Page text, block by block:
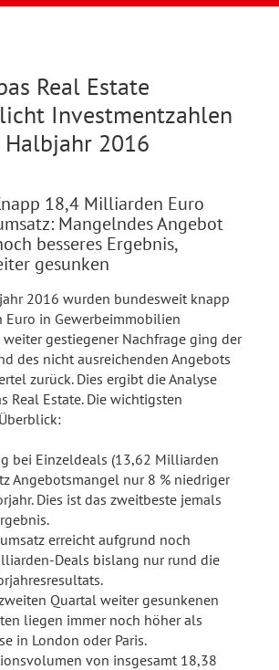
Real Estate
Investmentzahlen
Halbjahr 2016
18,4 Milliarden Euro
Mangelndes Angebot
besseres Ergebnis,
gesunken
2016 wurden bundesweit knapp
in Gewerbeimmobilien
weiter gestiegener Nachfrage ging der
des nicht ausreichenden Angebots
zurück. Dies ergibt die Analyse
Real Estate. Die wichtigsten
bei Einzeldeals (13,62 Milliarden
Angebotsmangel nur 8 % niedriger
Dies ist das zweitbeste jemals
erreicht aufgrund noch
Deals bislang nur rund die
Quartal weiter gesunkenen
liegen immer noch höher als
in London oder Paris.
von insgesamt 18,38